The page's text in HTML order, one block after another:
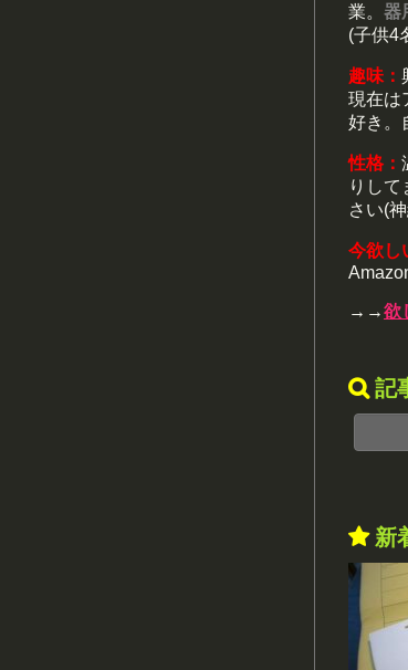
業。 器
(子供4
趣味：
現在は
好き。
性格：
りし
さい(
今欲し
→→欲
記
新